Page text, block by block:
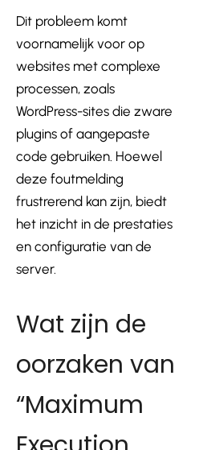
Dit probleem komt
voornamelijk voor op
websites met complexe
processen, zoals
WordPress-sites die zware
plugins of aangepaste
code gebruiken. Hoewel
deze foutmelding
frustrerend kan zijn, biedt
het inzicht in de prestaties
en configuratie van de
server.
Wat zijn de
oorzaken van
“Maximum